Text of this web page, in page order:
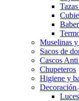
Muselinas
Sacos de
Cascos
Chupeteros
Higiene y
Decoración